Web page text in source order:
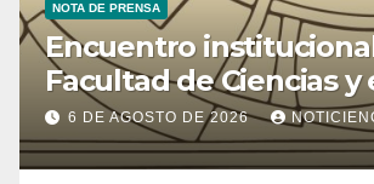
NOTA DE PRENSA
Encuentro
Facultad de Ciencias y
Ministerio de Ciencia y
Tecnología
6 DE AGOSTO DE 2026